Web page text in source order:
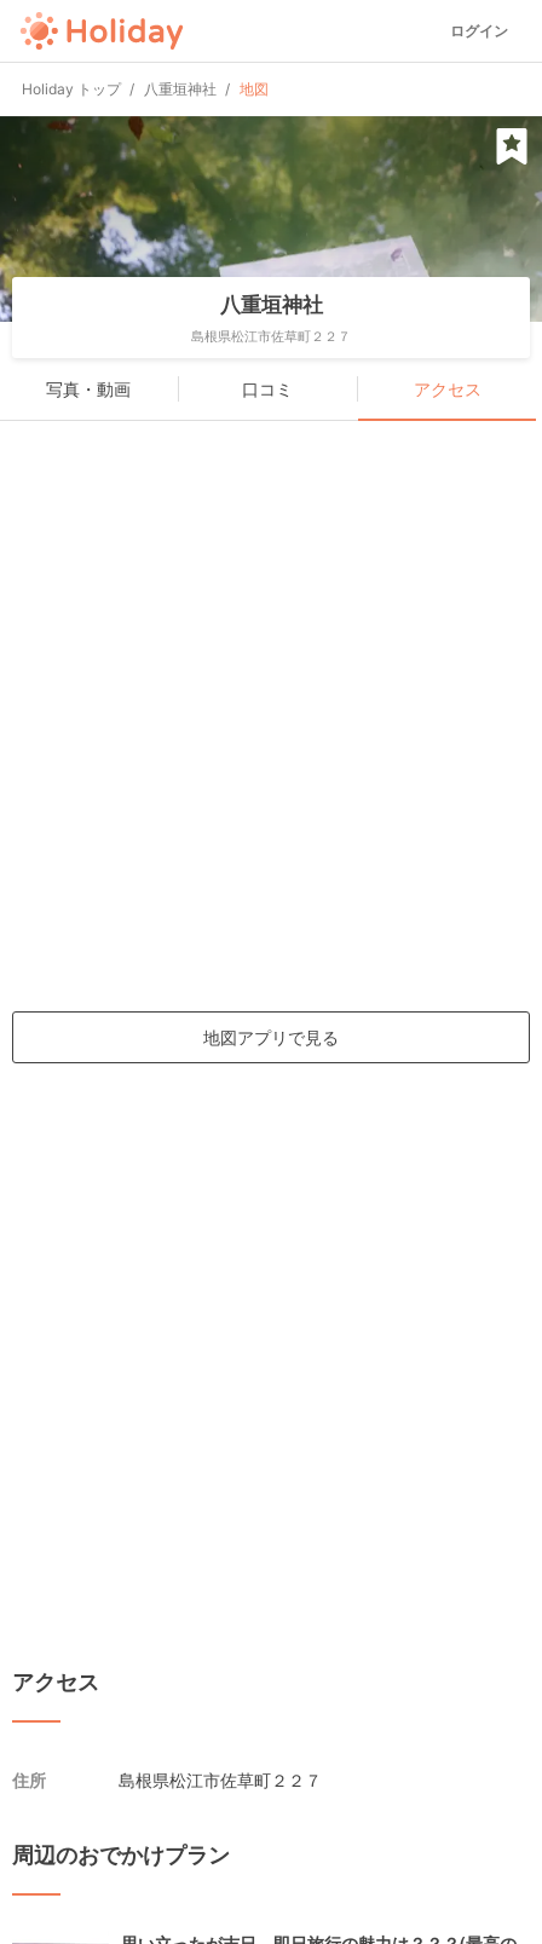
ログイン
Holiday トップ 八重垣神社 地図
八重垣神社
島根県松江市佐草町２２７
写真・動画 口コミ アクセス
地図アプリで見る
アクセス
住所 島根県松江市佐草町２２７
周辺のおでかけプラン